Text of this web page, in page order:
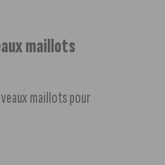
maillots
maillots pour